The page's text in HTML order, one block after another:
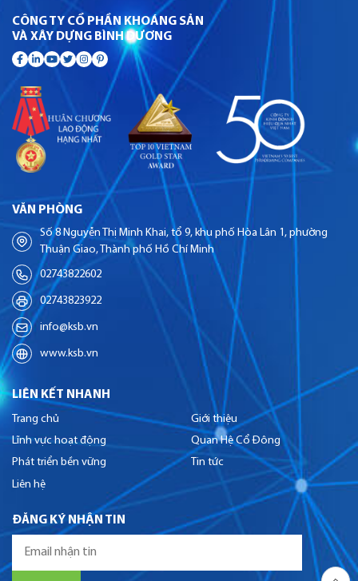
CÔNG TY CỔ PHẦN KHOÁNG SẢN
VÀ XÂY DỰNG BÌNH DƯƠNG
VĂN PHÒNG
Số 8 Nguyễn Thị Minh Khai, tổ 9, khu phố Hòa Lân 1, phường
Thuận Giao, Thành phố Hồ Chí Minh
02743822602
02743823922
info@ksb.vn
www.ksb.vn
LIÊN KẾT NHANH
Trang chủ
Giới thiệu
Lĩnh vực hoạt động
Quan Hệ Cổ Đông
Phát triển bền vững
Tin tức
Liên hệ
ĐĂNG KÝ NHẬN TIN